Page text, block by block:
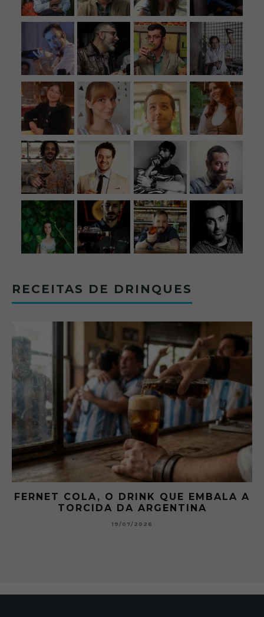
RECEITAS DE DRINQUES
FERNET COLA, O DRINK QUE EMBALA A
TORCIDA DA ARGENTINA
19/07/2026